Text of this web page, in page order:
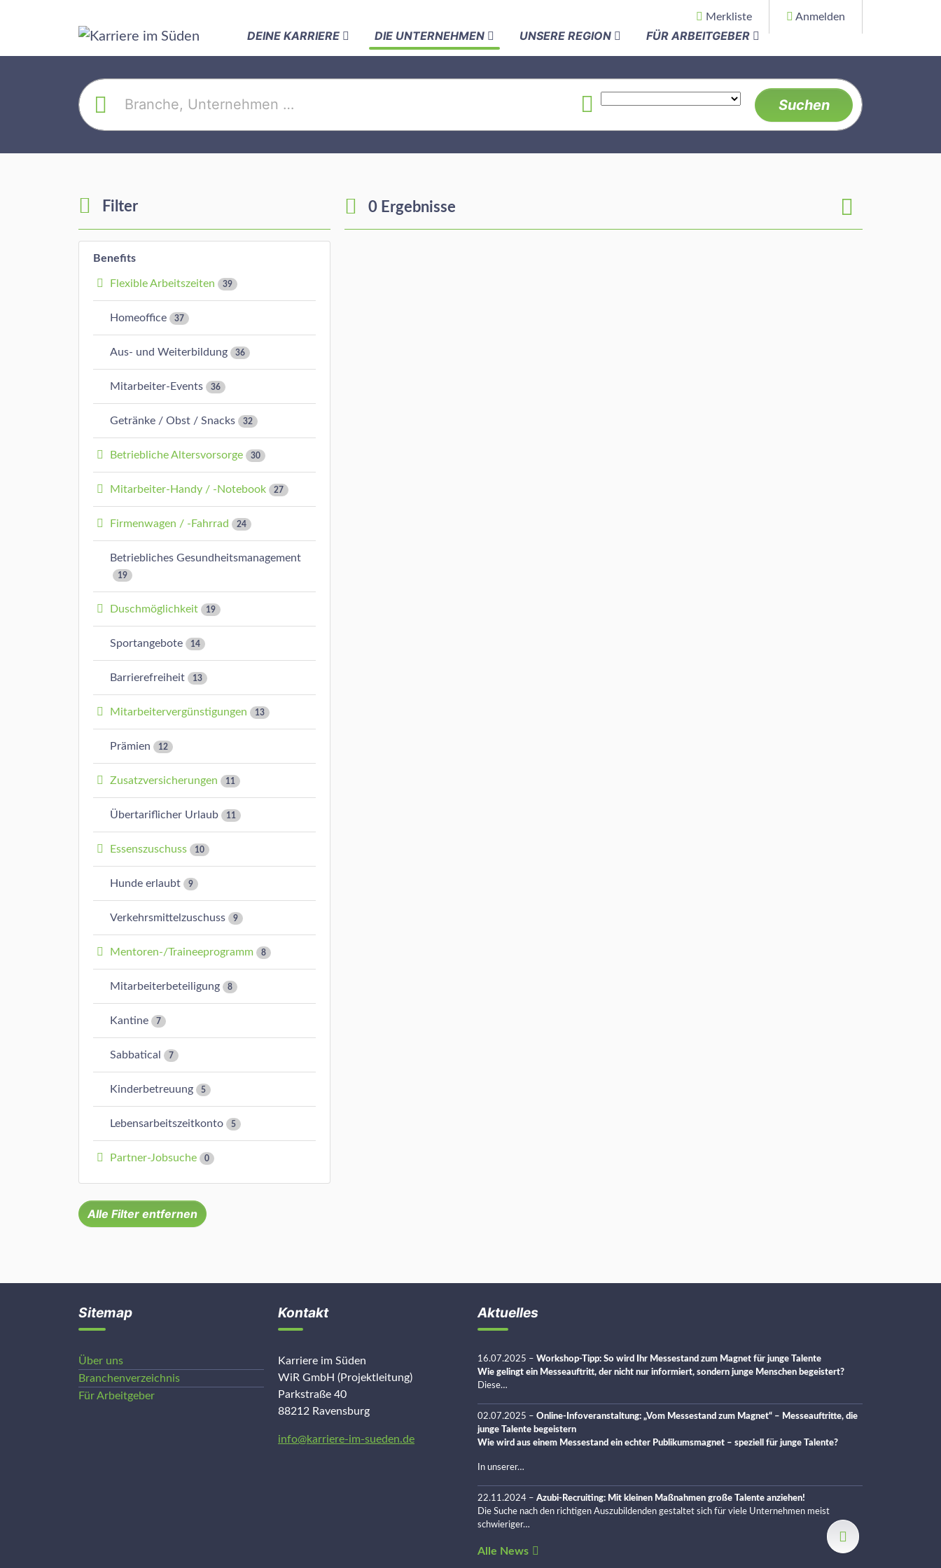
Merkliste Anmelden
DEINE KARRIERE DIE UNTERNEHMEN UNSERE REGION FÜR ARBEITGEBER
Suchen
Filter
Benefits
Flexible Arbeitszeiten 39
Homeoffice 37
Aus- und Weiterbildung 36
Mitarbeiter-Events 36
Getränke / Obst / Snacks 32
Betriebliche Altersvorsorge 30
Mitarbeiter-Handy / -Notebook 27
Firmenwagen / -Fahrrad 24
Betriebliches Gesundheitsmanagement
19
Duschmöglichkeit 19
Sportangebote 14
Barrierefreiheit 13
Mitarbeitervergünstigungen 13
Prämien 12
Zusatzversicherungen 11
Übertariflicher Urlaub 11
Essenszuschuss 10
Hunde erlaubt 9
Verkehrsmittelzuschuss 9
Mentoren-/Traineeprogramm 8
Mitarbeiterbeteiligung 8
Kantine 7
Sabbatical 7
Kinderbetreuung 5
Lebensarbeitszeitkonto 5
Partner-Jobsuche 0
Alle Filter entfernen
0 Ergebnisse
Sitemap
Über uns
Branchenverzeichnis
Für Arbeitgeber
Kontakt
Karriere im Süden
WiR GmbH (Projektleitung)
Parkstraße 40
88212 Ravensburg
info@karriere-im-sueden.de
Aktuelles
16.07.2025 – Workshop-Tipp: So wird Ihr Messestand zum Magnet für junge Talente
Wie gelingt ein Messeauftritt, der nicht nur informiert, sondern junge Menschen begeistert?
Diese…
02.07.2025 – Online-Infoveranstaltung: „Vom Messestand zum Magnet“ – Messeauftritte, die
junge Talente begeistern
Wie wird aus einem Messestand ein echter Publikumsmagnet – speziell für junge Talente?
In unserer…
22.11.2024 – Azubi-Recruiting: Mit kleinen Maßnahmen große Talente anziehen!
Die Suche nach den richtigen Auszubildenden gestaltet sich für viele Unternehmen meist
schwieriger…
Alle News